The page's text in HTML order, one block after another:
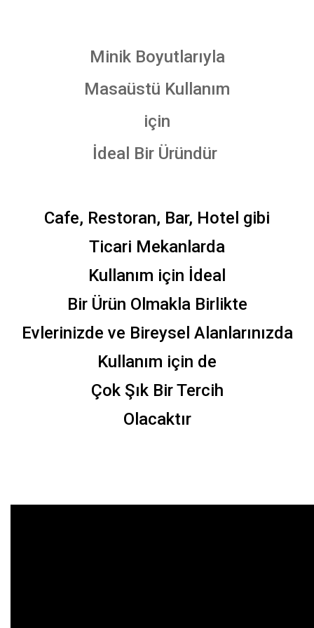
Minik Boyutlarıyla
Masaüstü Kullanım
için
İdeal Bir Üründür
Cafe, Restoran, Bar, Hotel gibi
Ticari Mekanlarda
Kullanım için İdeal
Bir Ürün Olmakla Birlikte
Evlerinizde ve Bireysel Alanlarınızda
Kullanım için de
Çok Şık Bir Tercih
Olacaktır